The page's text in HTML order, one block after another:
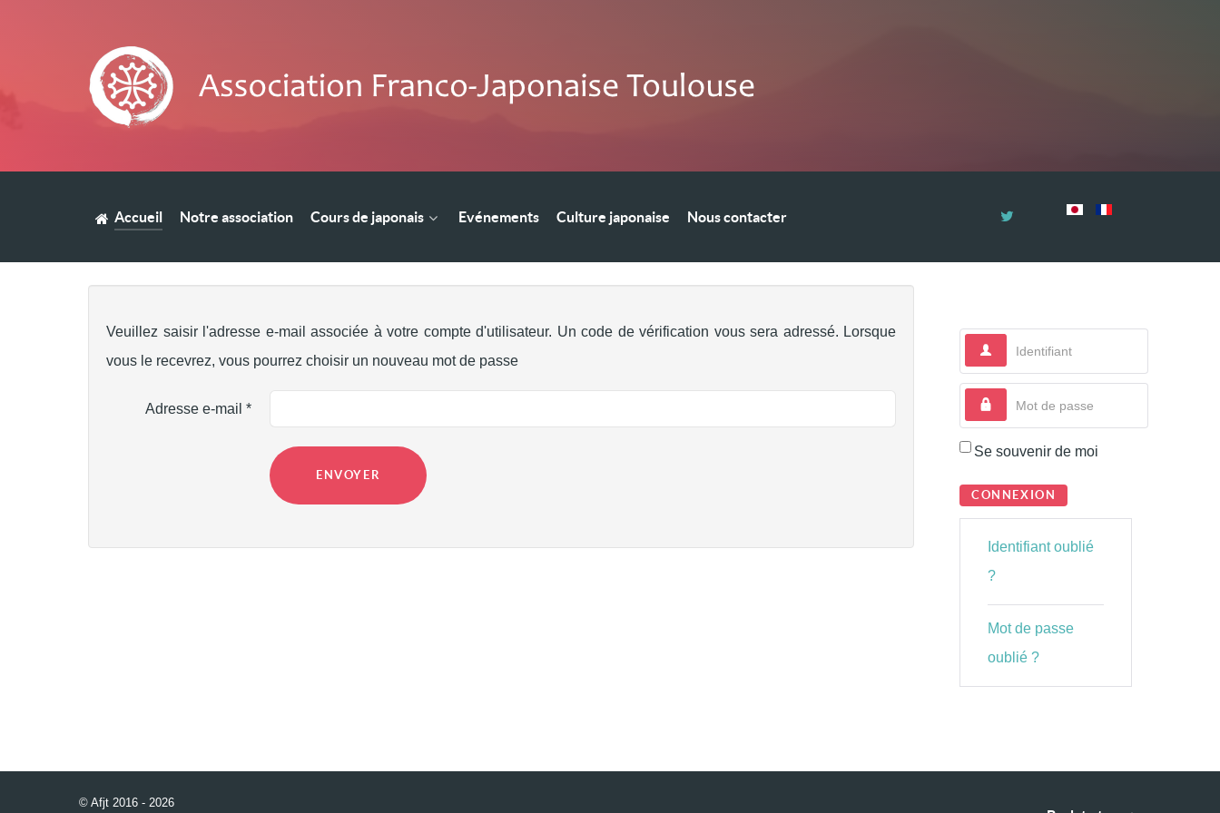
Accueil Notre association Cours de japonais Evénements Culture japonaise Nous contacter
Veuillez saisir l'adresse e-mail associée à votre compte d'utilisateur. Un code de vérification vous sera adressé. Lorsque
vous le recevrez, vous pourrez choisir un nouveau mot de passe
Adresse e-mail *
ENVOYER
Se souvenir de moi
CONNEXION
Identifiant oublié
?
Mot de passe
oublié ?
© Afjt 2016 - 2026